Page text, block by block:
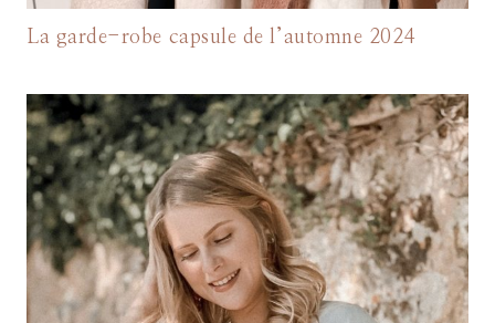
La garde-robe capsule de l’automne 2024